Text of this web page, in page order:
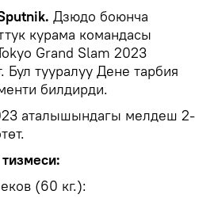
Дзюдо боюнча
курама командасы
Grand Slam 2023
тууралуу Дене тарбия
билдирди.
аталышындагы мелдеш 2-
(60 кг.):